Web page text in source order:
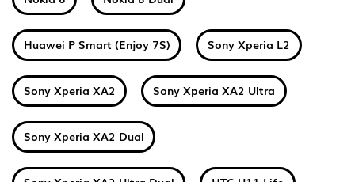
Huawei P Smart (Enjoy 7S) Sony Xperia L2
Sony Xperia XA2 Sony Xperia XA2 Ultra
Sony Xperia XA2 Dual